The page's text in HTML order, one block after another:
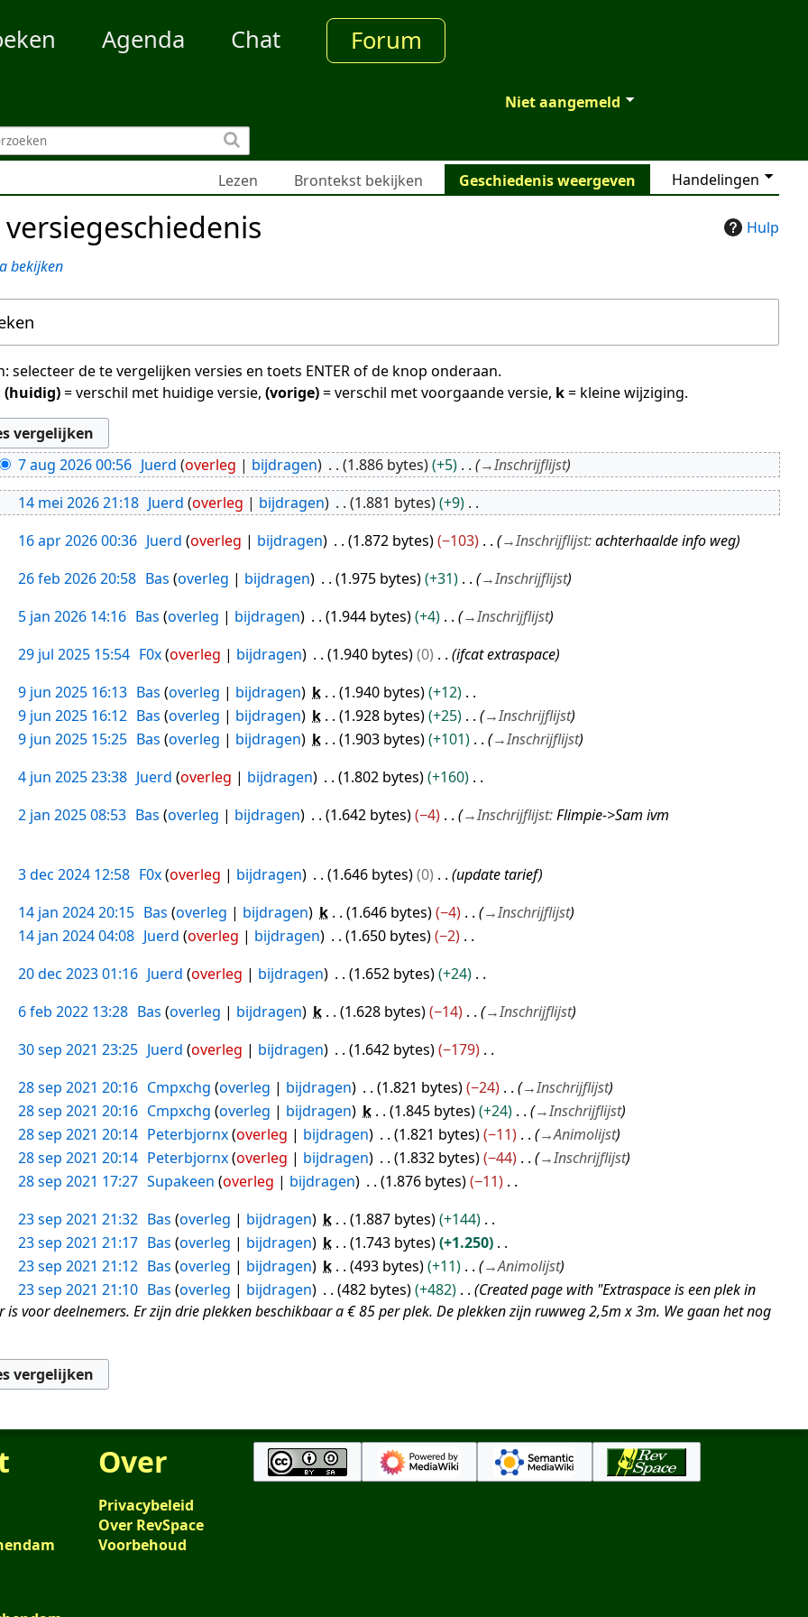
Agenda Chat Forum
Niet aangemeld
Handelingen
Lezen Brontekst bekijken Geschiedenis weergeven
Hulp
versiegeschiedenis
bekijken
selecteer de te vergelijken versies en toets ENTER of de knop onderaan.
(huidig)= verschil met huidige versie, (vorige)= verschil met voorgaande versie, k= kleine wijziging.
7 aug 2026 00:56 Juerd overleg bijdragen 1.886 bytes +5 →Inschrijflijst
14 mei 2026 21:18 Juerd overleg bijdragen 1.881 bytes
+9
16 apr 2026 00:36 Juerd overleg bijdragen 1.872 bytes −103 →Inschrijflijst:achterhaalde info weg
26 feb 2026 20:58 Bas overleg bijdragen 1.975 bytes +31 →Inschrijflijst
5 jan 2026 14:16 Bas overleg bijdragen 1.944 bytes +4 →Inschrijflijst
29 jul 2025 15:54 F0x overleg bijdragen 1.940 bytes 0 ifcat extraspace
9 jun 2025 16:13 Bas overleg bijdragen k 1.940 bytes
+12
9 jun 2025 16:12 Bas overleg bijdragen k 1.928 bytes +25 →Inschrijflijst
9 jun 2025 15:25 Bas overleg bijdragen k 1.903 bytes +101 →Inschrijflijst
4 jun 2025 23:38 Juerd overleg bijdragen 1.802 bytes
+160
2 jan 2025 08:53 Bas overleg bijdragen 1.642 bytes −4 →Inschrijflijst:Flimpie->Sam ivm
3 dec 2024 12:58 F0x overleg bijdragen 1.646 bytes 0 update tarief
14 jan 2024 20:15 Bas overleg bijdragen k 1.646 bytes −4 →Inschrijflijst
14 jan 2024 04:08 Juerd overleg bijdragen 1.650 bytes
−2
20 dec 2023 01:16 Juerd overleg bijdragen 1.652 bytes
+24
6 feb 2022 13:28 Bas overleg bijdragen k 1.628 bytes −14 →Inschrijflijst
30 sep 2021 23:25 Juerd overleg bijdragen 1.642 bytes
−179
28 sep 2021 20:16 Cmpxchg overleg bijdragen 1.821 bytes −24 →Inschrijflijst
28 sep 2021 20:16 Cmpxchg overleg bijdragen k 1.845 bytes +24 →Inschrijflijst
28 sep 2021 20:14 Peterbjornx overleg bijdragen 1.821 bytes −11 →Animolijst
28 sep 2021 20:14 Peterbjornx overleg bijdragen 1.832 bytes −44 →Inschrijflijst
28 sep 2021 17:27 Supakeen overleg bijdragen 1.876 bytes
−11
23 sep 2021 21:32 Bas overleg bijdragen k 1.887 bytes
+144
23 sep 2021 21:17 Bas overleg bijdragen k 1.743 bytes
+1.250
23 sep 2021 21:12 Bas overleg bijdragen k 493 bytes +11 →Animolijst
23 sep 2021 21:10 Bas overleg bijdragen 482 bytes +482
Created page with "Extraspace is een plek in
is voor deelnemers. Er zijn drie plekken beschikbaar a € 85 per plek. De plekken zijn ruwweg 2,5m x 3m. We gaan het nog
Over
Privacybeleid
Over RevSpace
Voorbehoud